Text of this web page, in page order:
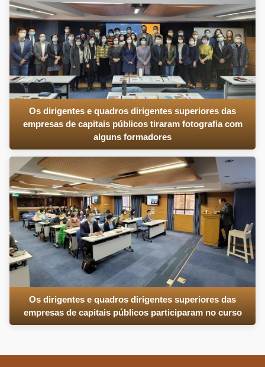
Os dirigentes e quadros dirigentes superiores das
empresas de capitais públicos tiraram fotografia com
alguns formadores
Os dirigentes e quadros dirigentes superiores das
empresas de capitais públicos participaram no curso